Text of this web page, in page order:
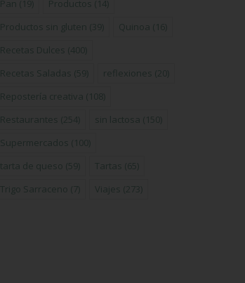
Pan (19) Productos (14)
Productos sin gluten (39) Quinoa (16)
Recetas Dulces (400)
Recetas Saladas (59) reflexiones (20)
Repostería creativa (108)
Restaurantes (254) sin lactosa (150)
Supermercados (100)
tarta de queso (59) Tartas (65)
Trigo Sarraceno (7) Viajes (273)